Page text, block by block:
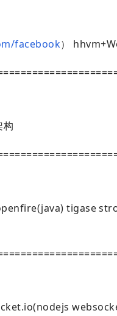
facebook）
构
tigase